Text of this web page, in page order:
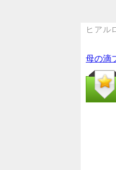
ヒアル
母の滴